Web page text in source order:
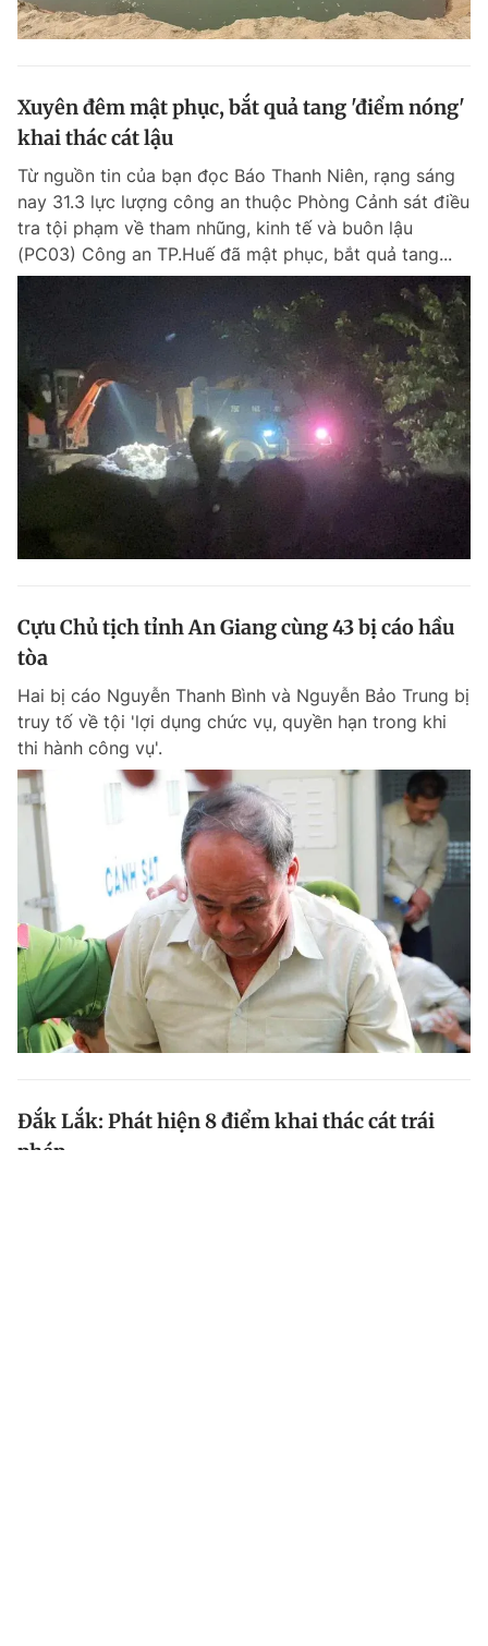
Xuyên đêm mật phục, bắt quả tang 'điểm nóng'
khai thác cát lậu
Từ nguồn tin của bạn đọc Báo Thanh Niên, rạng sáng
nay 31.3 lực lượng công an thuộc Phòng Cảnh sát điều
tra tội phạm về tham nhũng, kinh tế và buôn lậu
(PC03) Công an TP.Huế đã mật phục, bắt quả tang...
Cựu Chủ tịch tỉnh An Giang cùng 43 bị cáo hầu
tòa
Hai bị cáo Nguyễn Thanh Bình và Nguyễn Bảo Trung bị
truy tố về tội 'lợi dụng chức vụ, quyền hạn trong khi
thi hành công vụ'.
Đắk Lắk: Phát hiện 8 điểm khai thác cát trái
phép